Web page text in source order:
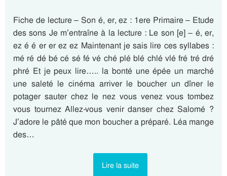
Fiche de lecture – Son é, er, ez : 1ere Primaire – Etude
des sons Je m’entraîne à la lecture : Le son [e] – é, er,
ez é é er er ez ez Maintenant je sais lire ces syllabes :
mé ré dé bé cé sé fé vé ché plé blé chlé vlé fré tré dré
phré Et je peux lire….. la bonté une épée un marché
une saleté le cinéma arriver le boucher un dîner le
potager sauter chez le nez vous venez vous tombez
vous tournez Allez-vous venir danser chez Salomé ?
J’adore le pâté que mon boucher a préparé. Léa mange
des…
Lire la suite